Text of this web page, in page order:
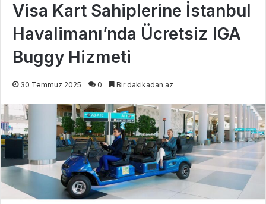
Visa Kart Sahiplerine İstanbul
Havalimanı’nda Ücretsiz IGA
Buggy Hizmeti
30 Temmuz 2025 0 Bir dakikadan az